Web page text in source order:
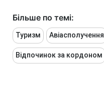
Більше по темі:
Туризм Авіасполучення
Відпочинок за кордоном